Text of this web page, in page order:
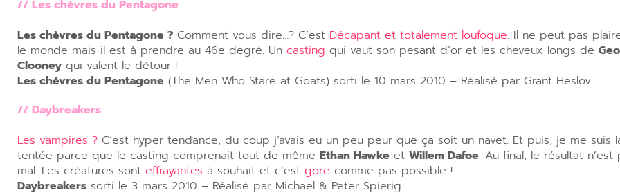
// Les chèvres du Pentagone
Les chèvres du Pentagone ? Comment vous dire…? C’est Décapant et totalement loufoque. Il ne peut pas
le monde mais il est à prendre au 46e degré. Un casting qui vaut son pesant d’or et les cheveux longs de
Clooney qui valent le détour !
Les chèvres du Pentagone (The Men Who Stare at Goats) sorti le 10 mars 2010 – Réalisé par Grant Heslov
// Daybreakers
Les vampires ? C’est hyper tendance, du coup j’avais eu un peu peur que ça soit un navet. Et puis, je me suis
tentée parce que le casting comprenait tout de même Ethan Hawke et Willem Dafoe. Au final, le résultat
mal. Les créatures sont effrayantes à souhait et c’est gore comme pas possible !
Daybreakers sorti le 3 mars 2010 – Réalisé par Michael & Peter Spierig